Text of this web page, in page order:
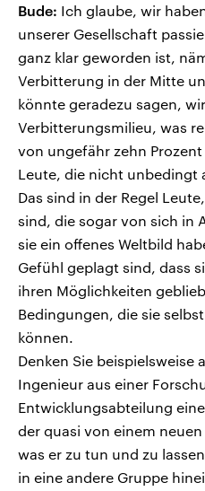
Bude: Ich glaube, wir
unserer Gesellschaft
ganz klar geworden ist,
Verbitterung in der Mitte
könnte geradezu sagen,
Verbitterungsmilieu, was
von ungefähr zehn
Leute, die nicht unbedingt
Das sind in der Regel
sind, die sogar von sich in
sie ein offenes Weltbild
Gefühl geplagt sind, dass
ihren Möglichkeiten
Bedingungen, die sie
können.
Denken Sie beispielsweise
Ingenieur aus einer
Entwicklungsabteilung
der quasi von einem
was er zu tun und zu
in eine andere Gruppe